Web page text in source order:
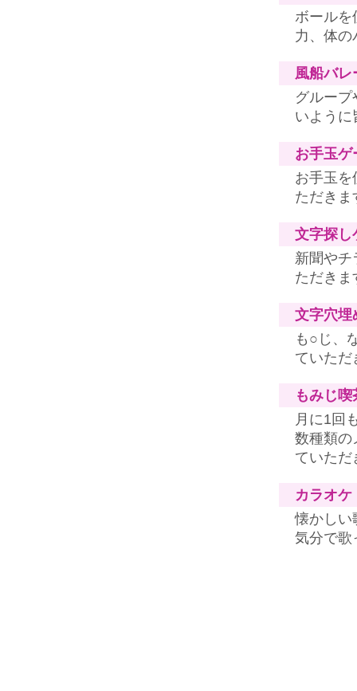
ボールを
力、体の
風船バレ
グルー
いように
お手玉ゲ
お手玉を
ただきま
文字探し
新聞やチ
ただきま
文字穴埋
も○じ、
ていただ
もみじ喫
月に1回
数種類の
ていただ
カラオケ
懐かしい
気分で歌